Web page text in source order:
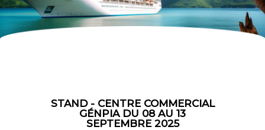
STAND - CENTRE COMMERCIAL
GÉNPIA DU 08 AU 13
SEPTEMBRE 2025